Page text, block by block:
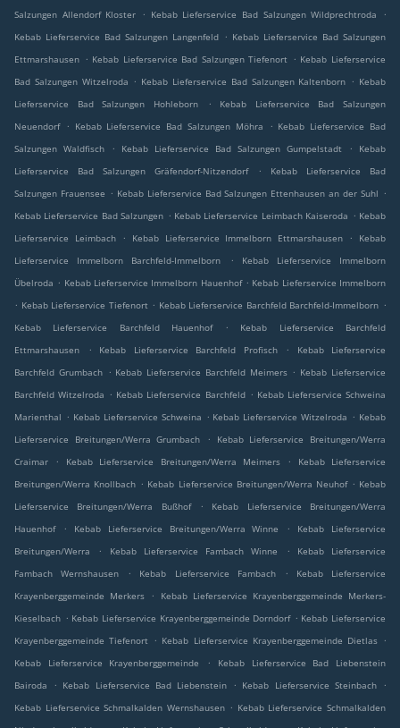
Salzungen Allendorf Kloster
. Kebab Lieferservice Bad Salzungen Wildprechtroda
.
Kebab Lieferservice Bad Salzungen Langenfeld . Kebab Lieferservice Bad Salzungen
Ettmarshausen . Kebab Lieferservice Bad Salzungen Tiefenort . Kebab Lieferservice
Bad Salzungen Witzelroda . Kebab Lieferservice Bad Salzungen Kaltenborn . Kebab
Lieferservice Bad Salzungen Hohleborn
.
Kebab Lieferservice Bad Salzungen
Neuendorf
. Kebab Lieferservice Bad Salzungen Möhra . Kebab Lieferservice Bad
Salzungen Waldfisch
. Kebab Lieferservice Bad Salzungen Gumpelstadt .
Kebab
Lieferservice Bad Salzungen Gräfendorf-Nitzendorf
.
Kebab Lieferservice Bad
Salzungen Frauensee . Kebab Lieferservice Bad Salzungen Ettenhausen an der Suhl .
Kebab Lieferservice Bad Salzungen . Kebab Lieferservice Leimbach Kaiseroda . Kebab
Lieferservice Leimbach
. Kebab Lieferservice Immelborn Ettmarshausen .
Kebab
Lieferservice Immelborn Barchfeld-Immelborn
.
Kebab Lieferservice Immelborn
Übelroda . Kebab Lieferservice Immelborn Hauenhof . Kebab Lieferservice Immelborn
. Kebab Lieferservice Tiefenort . Kebab Lieferservice Barchfeld Barchfeld-Immelborn .
Kebab Lieferservice Barchfeld Hauenhof
.
Kebab Lieferservice Barchfeld
Ettmarshausen
. Kebab Lieferservice Barchfeld Profisch .
Kebab Lieferservice
Barchfeld Grumbach . Kebab Lieferservice Barchfeld Meimers . Kebab Lieferservice
Barchfeld Witzelroda . Kebab Lieferservice Barchfeld . Kebab Lieferservice Schweina
Marienthal . Kebab Lieferservice Schweina . Kebab Lieferservice Witzelroda . Kebab
Lieferservice Breitungen/Werra Grumbach
.
Kebab Lieferservice Breitungen/Werra
Craimar
. Kebab Lieferservice Breitungen/Werra Meimers .
Kebab Lieferservice
Breitungen/Werra Knollbach . Kebab Lieferservice Breitungen/Werra Neuhof . Kebab
Lieferservice Breitungen/Werra Bußhof
.
Kebab Lieferservice Breitungen/Werra
Hauenhof
. Kebab Lieferservice Breitungen/Werra Winne .
Kebab Lieferservice
Breitungen/Werra
. Kebab Lieferservice Fambach Winne .
Kebab Lieferservice
Fambach Wernshausen
. Kebab Lieferservice Fambach .
Kebab Lieferservice
Krayenberggemeinde Merkers
.
Kebab Lieferservice Krayenberggemeinde Merkers-
Kieselbach . Kebab Lieferservice Krayenberggemeinde Dorndorf . Kebab Lieferservice
Krayenberggemeinde Tiefenort . Kebab Lieferservice Krayenberggemeinde Dietlas .
Kebab Lieferservice Krayenberggemeinde
.
Kebab Lieferservice Bad Liebenstein
Bairoda
. Kebab Lieferservice Bad Liebenstein . Kebab Lieferservice Steinbach
.
Kebab Lieferservice Schmalkalden Wernshausen . Kebab Lieferservice Schmalkalden